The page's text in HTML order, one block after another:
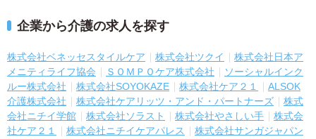
企業から介護の求人を探す
株式会社ベネッセスタイルケア 株式会社ツクイ
株式会社日本ア
メニティライフ協会
ＳＯＭＰＯケア株式会社
ソーシャルインク
ルー株式会社
株式会社SOYOKAZE 株式会社ケア２１
ALSOK
介護株式会社
株式会社ケアリッツ・アンド・パートナーズ
株式
会社ニチイ学館
株式会社ソラスト 株式会社やさしい手
株式会
社ケア２１
株式会社ニチイケアパレス
株式会社サンガジャパン